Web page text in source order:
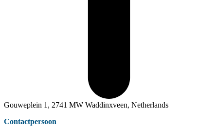
Gouweplein 1, 2741 MW Waddinxveen, Netherlands
Contactpersoon